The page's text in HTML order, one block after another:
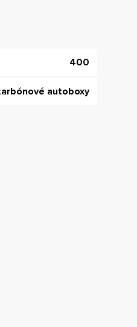
400
autoboxy